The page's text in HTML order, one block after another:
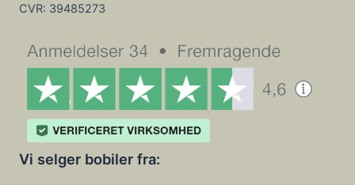
CVR: 39485273
Vi selger bobiler fra: